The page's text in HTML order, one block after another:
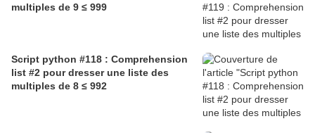
multiples de 9 ≤ 999
Script python #118 : Comprehension
list #2 pour dresser une liste des
multiples de 8 ≤ 992